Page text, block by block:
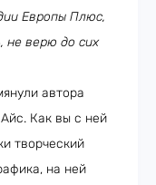
Европы Плюс,
не верю до сих
автора
Как вы с ней
творческий
на ней